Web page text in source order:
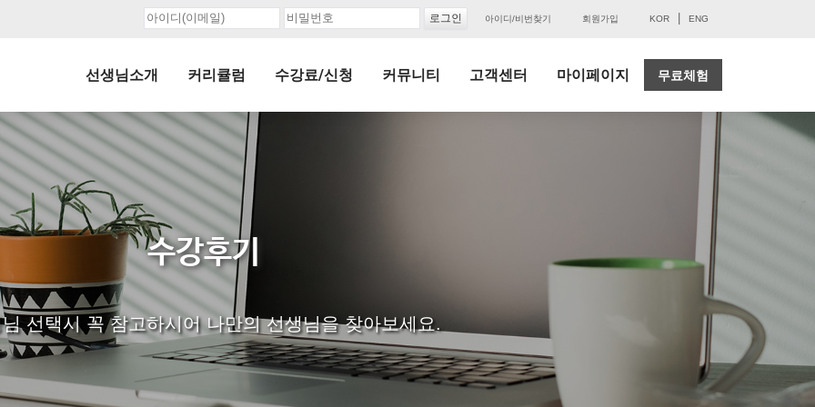
아이디/비번찾기 회원가입 KOR ENG
선생님소개 커리큘럼 수강료/신청 커뮤니티 고객센터 마이페이지 무료체험
수강후기
선택시 꼭 참고하시어 나만의 선생님을 찾아보세요.